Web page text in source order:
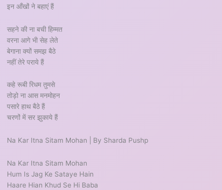
इन आँखों ने बहाएं हैं
सहने की ना बची हिम्मत
वरना आगे भी सेह लेते
बेगाना क्यों समझ बैठे
नहीं तेरे पराये हैं
कहे रूबी रिधम तुमसे
तोड़ो ना आस मनमोहन
पसारे हाथ बैठे हैं
चरणों में सर झुकाये हैं
Na Kar Itna Sitam Mohan | By Sharda Pushp
Na Kar Itna Sitam Mohan
Hum Is Jag Ke Sataye Hain
Haare Hian Khud Se Hi Baba